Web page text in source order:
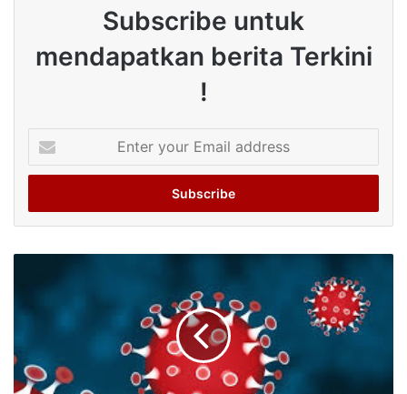
Subscribe untuk
mendapatkan berita Terkini
!
your
Email